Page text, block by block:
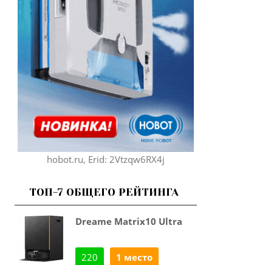
hobot.ru, Erid: 2Vtzqw6RX4j
ТОП-7 ОБЩЕГО РЕЙТИНГА
Dreame Matrix10 Ultra
220 1 место